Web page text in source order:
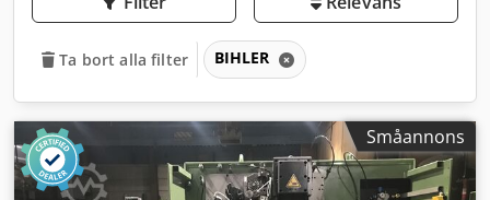
Ta bort alla filter BIHLER
Småannons